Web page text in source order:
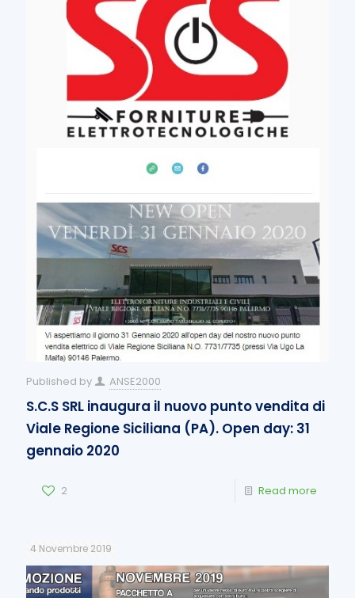
Published by ANSE2000
S.C.S SRL inaugura il nuovo punto vendita di
Viale Regione Siciliana (PA). Open day: 31
gennaio 2020
2 Read more
4 Novembre 2019